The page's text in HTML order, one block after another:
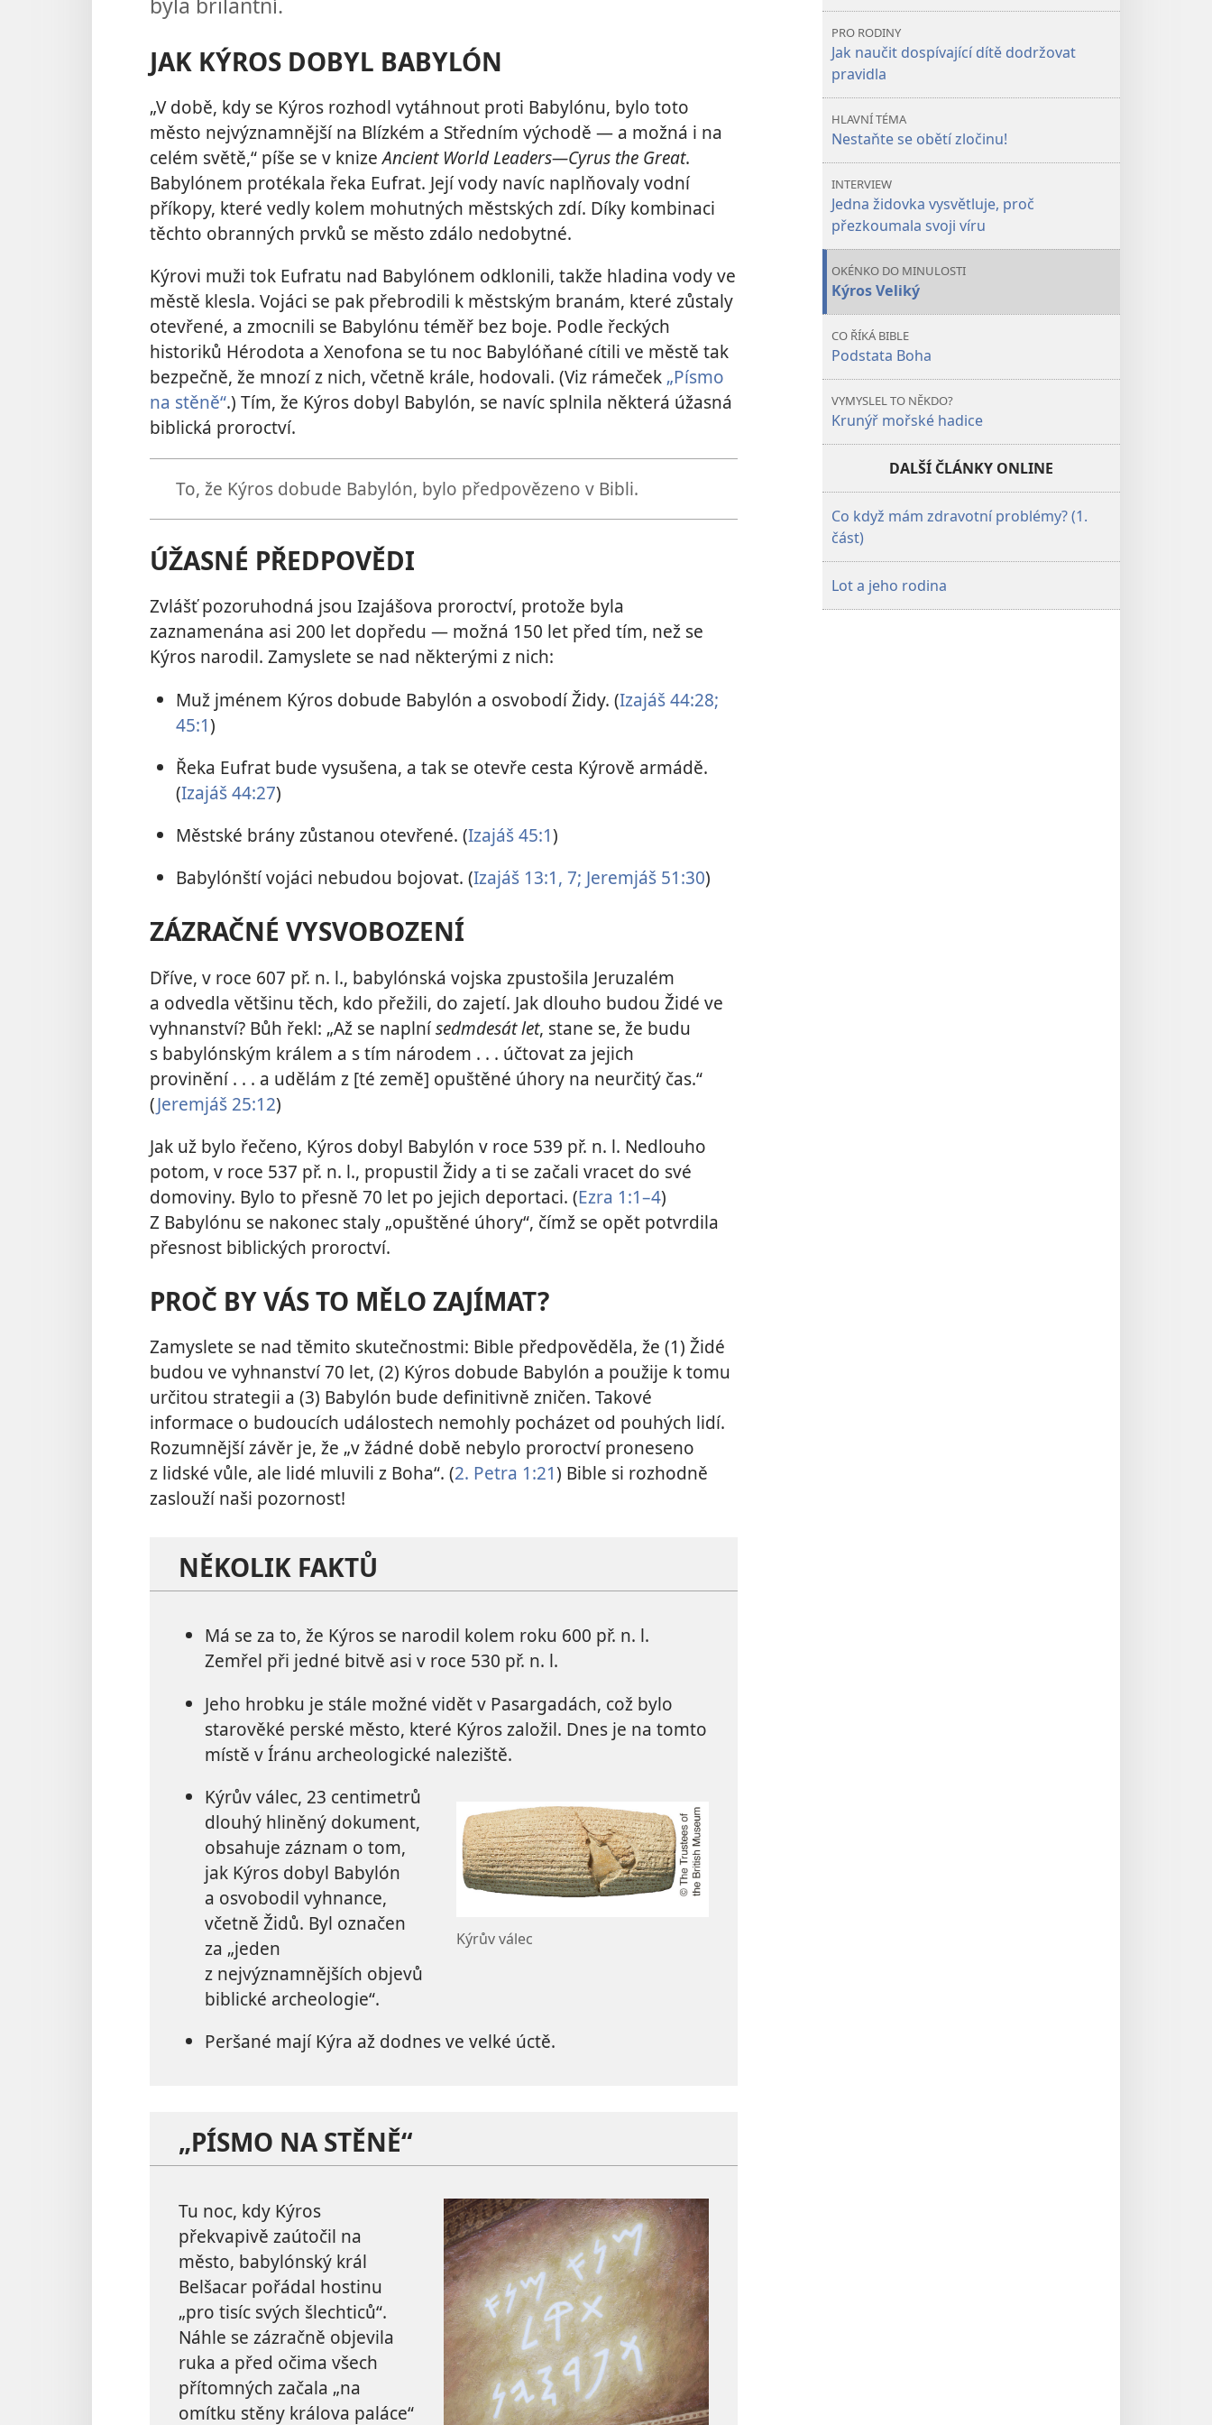
JAK KÝROS DOBYL BABYLÓN
„V době, kdy se Kýros rozhodl vytáhnout proti Babylónu, bylo toto
město nejvýznamnější na Blízkém a Středním východě — a možná i na
celém světě,“ píše se v knizeAncient World Leaders—Cyrus the Great.
Babylónem protékala řeka Eufrat. Její vody navíc naplňovaly vodní
příkopy, které vedly kolem mohutných městských zdí. Díky kombinaci
těchto obranných prvků se město zdálo nedobytné.
Kýrovi muži tok Eufratu nad Babylónem odklonili, takže hladina vody ve
městě klesla. Vojáci se pak přebrodili k městským branám, které zůstaly
otevřené, a zmocnili se Babylónu téměř bez boje. Podle řeckých
historiků Hérodota a Xenofona se tu noc Babylóňané cítili ve městě tak
bezpečně, že mnozí z nich, včetně krále, hodovali. (Viz rámeček „Písmo
na stěně“.) Tím, že Kýros dobyl Babylón, se navíc splnila některá úžasná
biblická proroctví.
To, že Kýros dobude Babylón, bylo předpovězeno v Bibli.
ÚŽASNÉ PŘEDPOVĚDI
Zvlášť pozoruhodná jsou Izajášova proroctví, protože byla
zaznamenána asi 200 let dopředu — možná 150 let před tím, než se
Kýros narodil. Zamyslete se nad některými z nich:
Muž jménem Kýros dobude Babylón a osvobodí Židy. (Izajáš 44:28;
45:1)
Řeka Eufrat bude vysušena, a tak se otevře cesta Kýrově armádě.
(Izajáš 44:27)
Městské brány zůstanou otevřené. (Izajáš 45:1)
Babylónští vojáci nebudou bojovat. (Izajáš 13:1, 7; Jeremjáš 51:30)
ZÁZRAČNÉ VYSVOBOZENÍ
Dříve, v roce 607 př. n. l., babylónská vojska zpustošila Jeruzalém
a odvedla většinu těch, kdo přežili, do zajetí. Jak dlouho budou Židé ve
vyhnanství? Bůh řekl: „Až se naplnísedmdesát let, stane se, že budu
s babylónským králem a s tím národem . . . účtovat za jejich
provinění . . . a udělám z [té země] opuštěné úhory na neurčitý čas.“
(Jeremjáš 25:12)
Jak už bylo řečeno, Kýros dobyl Babylón v roce 539 př. n. l. Nedlouho
potom, v roce 537 př. n. l., propustil Židy a ti se začali vracet do své
domoviny. Bylo to přesně 70 let po jejich deportaci. (Ezra 1:1–4)
Z Babylónu se nakonec staly „opuštěné úhory“, čímž se opět potvrdila
přesnost biblických proroctví.
PROČ BY VÁS TO MĚLO ZAJÍMAT?
Zamyslete se nad těmito skutečnostmi: Bible předpověděla, že (1) Židé
budou ve vyhnanství 70 let, (2) Kýros dobude Babylón a použije k tomu
určitou strategii a (3) Babylón bude definitivně zničen. Takové
informace o budoucích událostech nemohly pocházet od pouhých lidí.
Rozumnější závěr je, že „v žádné době nebylo proroctví proneseno
z lidské vůle, ale lidé mluvili z Boha“. (2. Petra 1:21) Bible si rozhodně
zaslouží naši pozornost!
NĚKOLIK FAKTŮ
Má se za to, že Kýros se narodil kolem roku 600 př. n. l.
Zemřel při jedné bitvě asi v roce 530 př. n. l.
Jeho hrobku je stále možné vidět v Pasargadách, což bylo
starověké perské město, které Kýros založil. Dnes je na tomto
místě v Íránu archeologické naleziště.
Kýrův válec
Kýrův válec, 23 centimetrů
dlouhý hliněný dokument,
obsahuje záznam o tom,
jak Kýros dobyl Babylón
a osvobodil vyhnance,
včetně Židů. Byl označen
za „jeden
z nejvýznamnějších objevů
biblické archeologie“.
Peršané mají Kýra až dodnes ve velké úctě.
„PÍSMO NA STĚNĚ“
Tu noc, kdy Kýros
překvapivě zaútočil na
město, babylónský král
Belšacar pořádal hostinu
„pro tisíc svých šlechticů“.
Náhle se zázračně objevila
ruka a před očima všech
přítomných začala „na
omítku stěny králova paláce“
zločinu!zločinu!
PRO RODINY
Jak naučit dospívající dítě dodržovat
pravidla
HLAVNÍ TÉMA
Nestaňte se obětí zločinu!
INTERVIEW
Jedna židovka vysvětluje, proč
přezkoumala svoji víru
OKÉNKO DO MINULOSTI
Kýros Veliký
CO ŘÍKÁ BIBLE
Podstata Boha
VYMYSLEL TO NĚKDO?
Krunýř mořské hadice
DALŠÍ ČLÁNKY ONLINE
Co když mám zdravotní problémy? (1.
část)
Lot a jeho rodina